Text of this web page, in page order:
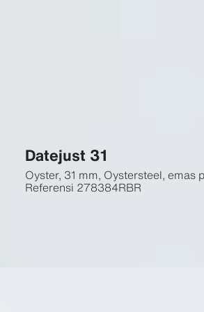
Datejust 31
Oyster, 31 mm, Oystersteel, emas
Referensi 278384RBR